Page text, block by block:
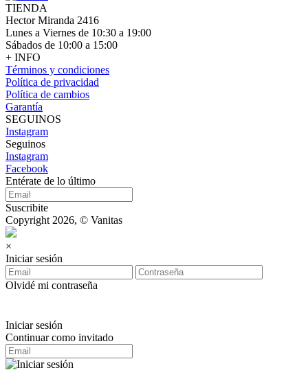
TIENDA
Hector Miranda 2416
Lunes a Viernes de 10:30 a 19:00
Sábados de 10:00 a 15:00
+ INFO
Términos y condiciones
Política de privacidad
Política de cambios
Garantía
SEGUINOS
Instagram
Seguinos
Instagram
Facebook
Entérate de lo último
Suscribite
Copyright 2026, © Vanitas
×
Iniciar sesión
Olvidé mi contraseña
Iniciar sesión
Continuar como invitado